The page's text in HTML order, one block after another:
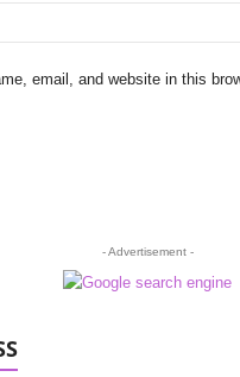
email, and website in this
- Advertisement -